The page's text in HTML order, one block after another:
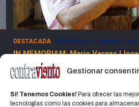
Gestionar
Si! Tenemos Cookies! Para ofrecer las
tecnologías como las cookies para
DESTACADA ESPECIALES LIBROS Y
IN MEMORIAM: Mario Vargas
Lima 2025)
15 abril, 2025